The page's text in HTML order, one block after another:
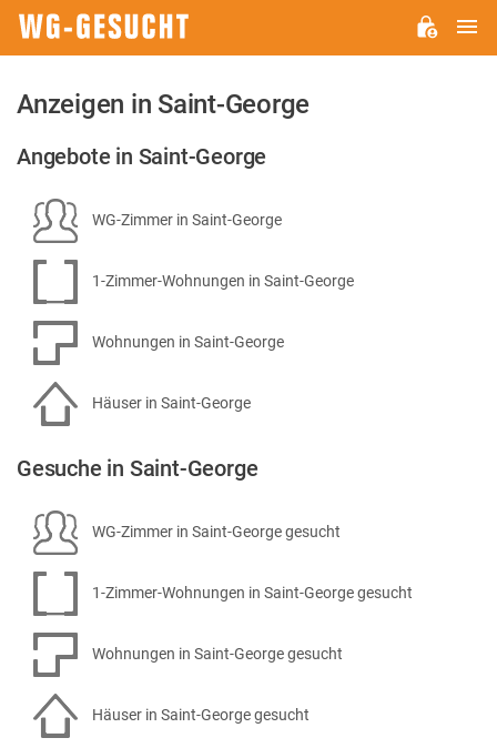
Anzeigen in Saint-George
Angebote in Saint-George
WG-Zimmer in Saint-George
1-Zimmer-Wohnungen in Saint-George
Wohnungen in Saint-George
Häuser in Saint-George
Gesuche in Saint-George
WG-Zimmer in Saint-George gesucht
1-Zimmer-Wohnungen in Saint-George gesucht
Wohnungen in Saint-George gesucht
Häuser in Saint-George gesucht